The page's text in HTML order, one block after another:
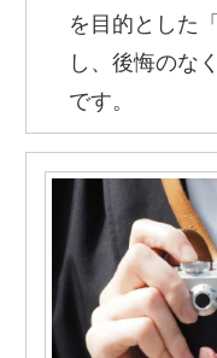
を目的とした
し、後悔のな
です。